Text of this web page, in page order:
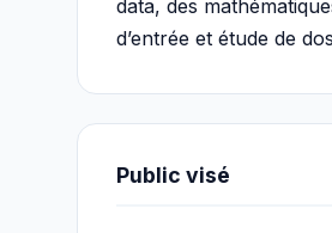
data, des
d’entrée et étude de
Public visé